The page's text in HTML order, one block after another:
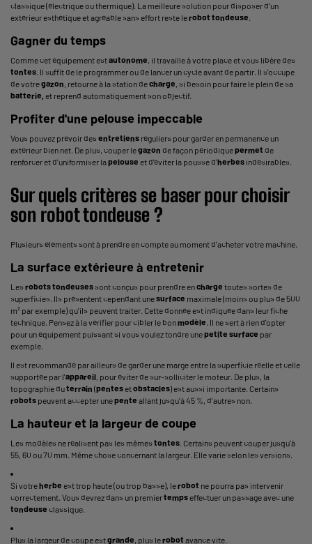
classique (électrique ou thermique). La meilleure solution pour disposer d'un
extérieur esthétique et agréable sans effort reste lerobot tondeuse.
Gagner du temps
Comme cet équipement estautonome, il travaille à votre place et vous libère des
tontes. Il suffit de le programmer ou de lancer un cycle avant de partir. Il s'occupe
de votregazon, retourne à la station decharge, si besoin pour faire le plein de sa
batterie,et reprend automatiquement son objectif.
Profiter d'une pelouse impeccable
Vous pouvez prévoir des entretiens réguliers pour garder en permanence un
extérieur bien net. De plus, couper legazon de façon périodiquepermet de
renforcer et d'uniformiser lapelouse et d'éviter la pousse d'herbes indésirables.
Sur quels critères se baser pour choisir
son robot tondeuse ?
Plusieurs éléments sont à prendre en compte au moment d'acheter votre machine.
La surface extérieure à entretenir
Les robots tondeusessont conçus pour prendre encharge toutes sortes de
superficies. Ils présentent cependant unesurface maximale (moins ou plus de 500
m² par exemple) qu'ils peuvent traiter. Cette donnée est indiquée dans leur fiche
technique. Pensez à la vérifier pour cibler le bonmodèle. Il ne sert à rien d'opter
pour un équipement puissant si vous voulez tondre unepetite surface par
exemple.
Il est recommandé par ailleurs de garder une marge entre la superficie réelle et celle
supportée par l'appareil, pour éviter de sur-solliciter le moteur. De plus, la
topographie duterrain (pentesetobstacles) est aussi importante. Certains
robots peuvent accepter unepente allant jusqu'à 45 %, d'autres non.
La hauteur et la largeur de coupe
Les modèles ne réalisent pas les mêmes tontes. Certains peuvent couper jusqu'à
55, 60 ou 70 mm. Même chose concernant la largeur. Elle varie selon les versions.
Si votreherbe est trop haute (ou trop basse), lerobot ne pourra pas intervenir
correctement. Vous devrez dans un premiertempseffectuer un passage avec une
tondeuse classique.
Plus la largeur de coupe estgrande, plus lerobot avance vite.